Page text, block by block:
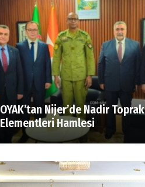
OYAK’tan Nijer’de Nadir Toprak
Elementleri Hamlesi